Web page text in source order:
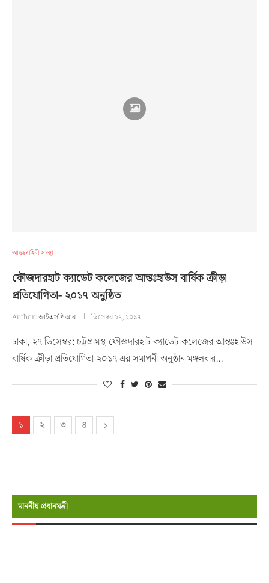
আন্তঃবাহিনী সংস্থা
ফৌজদারহাট ক্যাডেট কলেজের আন্তঃহাউস বার্ষিক ক্রীড়া
প্রতিযোগিতা- ২০১৭ অনুষ্ঠিত
Author:আইএসপিআর ডিসেম্বর ২৭, ২০১৭
ঢাকা, ২৭ ডিসেম্বর: চট্টগ্রামস্থ ফৌজদারহাট ক্যাডেট কলেজের আন্তঃহাউস
বার্ষিক ক্রীড়া প্রতিযোগিতা-২০১৭ এর সমাপনী অনুষ্ঠান মঙ্গলবার…
১ ২ ৩ ৪
মাননীয় প্রধানমন্রী